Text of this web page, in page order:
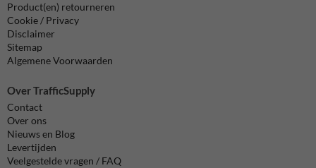
Product(en) retourneren
Cookie / Privacy
Disclaimer
Sitemap
Algemene Voorwaarden
Over TrafficSupply
Contact
Over ons
Nieuws en Blog
Levertijden
Veelgestelde vragen / FAQ